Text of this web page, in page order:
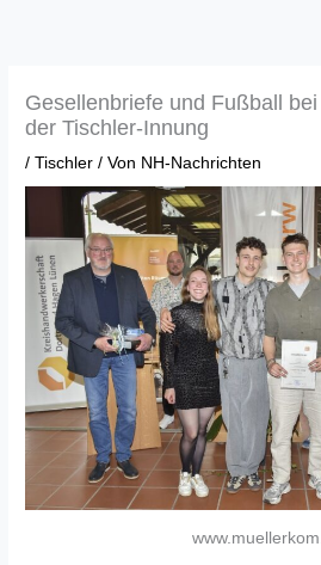
Gesellenbriefe und Fußball
der Tischler-Innung
/Tischler / Von NH-Nachrichten